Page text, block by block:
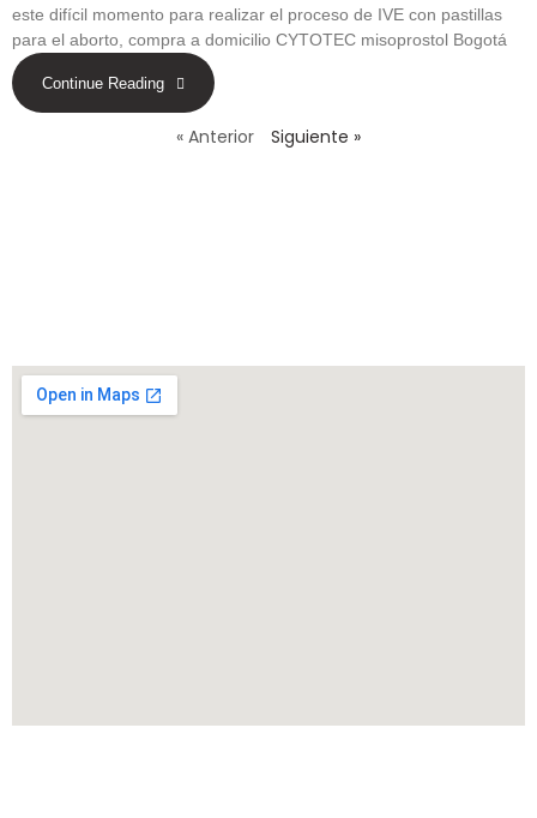
este difícil momento para realizar el proceso de IVE con pastillas
para el aborto, compra a domicilio CYTOTEC misoprostol Bogotá
Continue Reading
« Anterior Siguiente »